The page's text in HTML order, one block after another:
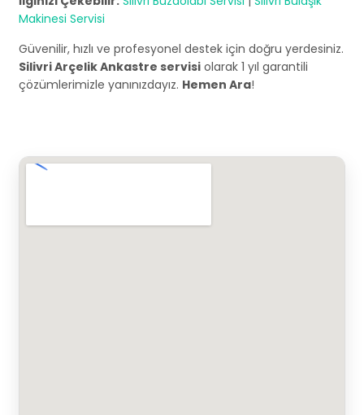
Makinesi Servisi
Güvenilir, hızlı ve profesyonel destek için doğru yerdesiniz.
Silivri Arçelik Ankastre servisi olarak 1 yıl garantili
çözümlerimizle yanınızdayız. Hemen Ara!